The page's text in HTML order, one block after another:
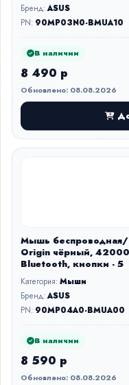
Бренд:ASUS
PN: 90MP03N0-BMUA10
В наличии
8 490 р
Обновлено: 08.08.2026
Мышь беспроводная/
Origin чёрный,
Bluetooth, кнопки - 5
Категория:Мыши
Бренд:ASUS
PN: 90MP04A0-BMUA00
В наличии
8 590 р
Обновлено: 08.08.2026